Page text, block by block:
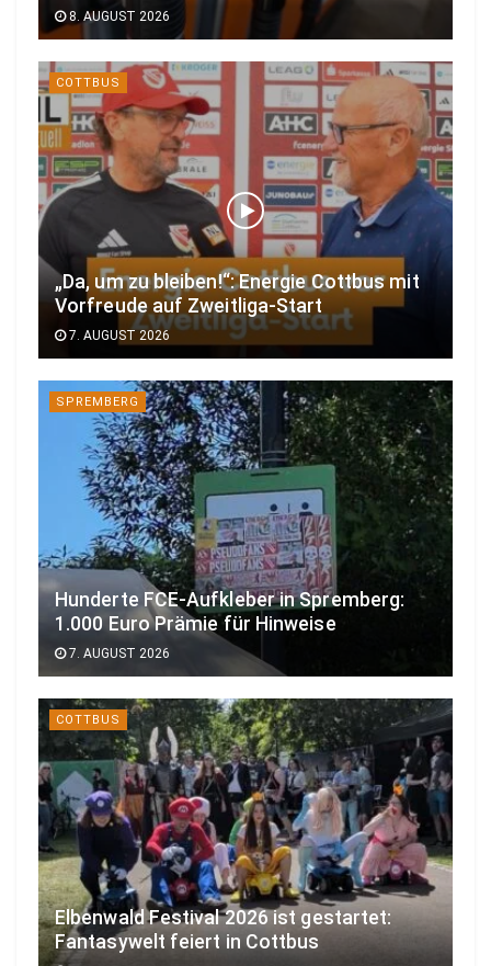
8. AUGUST 2026
COTTBUS
„Da, um zu bleiben!“: Energie Cottbus mit
Vorfreude auf Zweitliga-Start
7. AUGUST 2026
SPREMBERG
Hunderte FCE-Aufkleber in Spremberg:
1.000 Euro Prämie für Hinweise
7. AUGUST 2026
COTTBUS
Elbenwald Festival 2026 ist gestartet:
Fantasywelt feiert in Cottbus